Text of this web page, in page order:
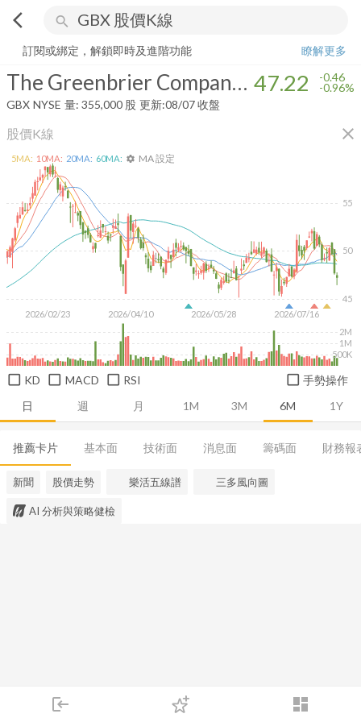
arrow_back_ios search
login dashboard
下單
The Greenbrier Companies, Inc.
訂閱或綁定，解鎖即時及進階功能
瞭解更多
The Greenbrier Companies, Inc. 47.22 -0.46
-0.96%
GBX NYSE 量: 355,000 股 更新:08/07 收盤
股價K線 close
日 週 月 1M 3M 6M 1Y
2026/02/23 2026/04/10 2026/05/28 2026/07/16
45
50
55
500K
1M
2M
5MA: 10MA: 20MA: 60MA: settings MA 設定
KD MACD RSI 手勢操作
推薦卡片 基本面 技術面 消息面 籌碼面 財務報
新聞 股價走勢 樂活五線譜 三多風向圖
AI 分析與策略健檢